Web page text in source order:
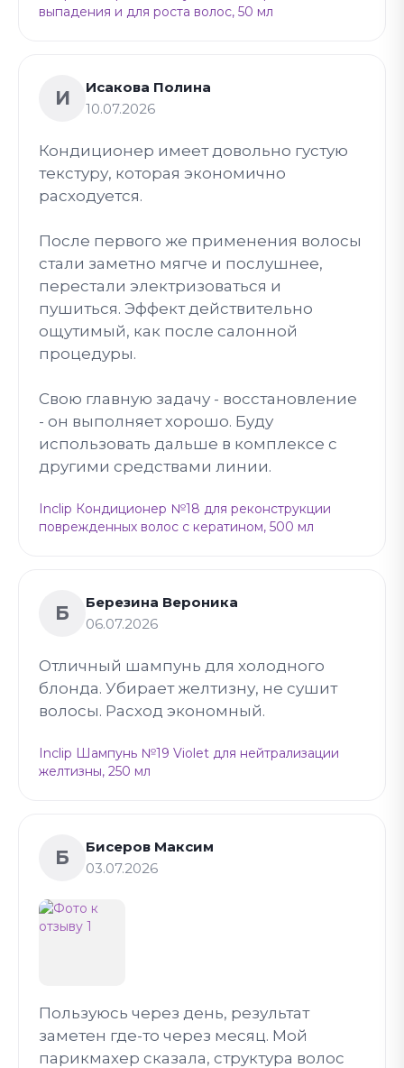
выпадения и для роста волос, 50 мл
И
Исакова Полина
10.07.2026
Кондиционер имеет довольно густую
текстуру, которая экономично
расходуется.
После первого же применения волосы
стали заметно мягче и послушнее,
перестали электризоваться и
пушиться. Эффект действительно
ощутимый, как после салонной
процедуры.
Свою главную задачу - восстановление
- он выполняет хорошо. Буду
использовать дальше в комплексе с
другими средствами линии.
Inclip Кондиционер №18 для реконструкции
поврежденных волос с кератином, 500 мл
Б
Березина Вероника
06.07.2026
Отличный шампунь для холодного
блонда. Убирает желтизну, не сушит
волосы. Расход экономный.
Inclip Шампунь №19 Violet для нейтрализации
желтизны, 250 мл
Б
Бисеров Максим
03.07.2026
Пользуюсь через день, результат
заметен где-то через месяц. Мой
парикмахер сказала, структура волос